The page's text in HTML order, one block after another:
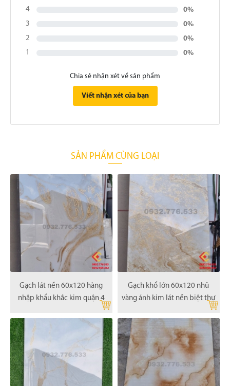
4
0%
3
0%
2
0%
1
0%
Chia sẻ nhận xét về sản phẩm
Viết nhận xét của bạn
SẢN PHẨM CÙNG LOẠI
Gạch lát nền 60x120 hàng
nhập khẩu khắc kim quận 4
Gạch khổ lớn 60x120 nhũ
vàng ánh kim lát nền biệt thự